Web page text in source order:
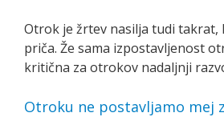
Otrok je žrtev nasilja tudi takrat,
priča. Že sama izpostavljenost
kritična za otrokov nadaljnji
Otroku ne postavljamo mej